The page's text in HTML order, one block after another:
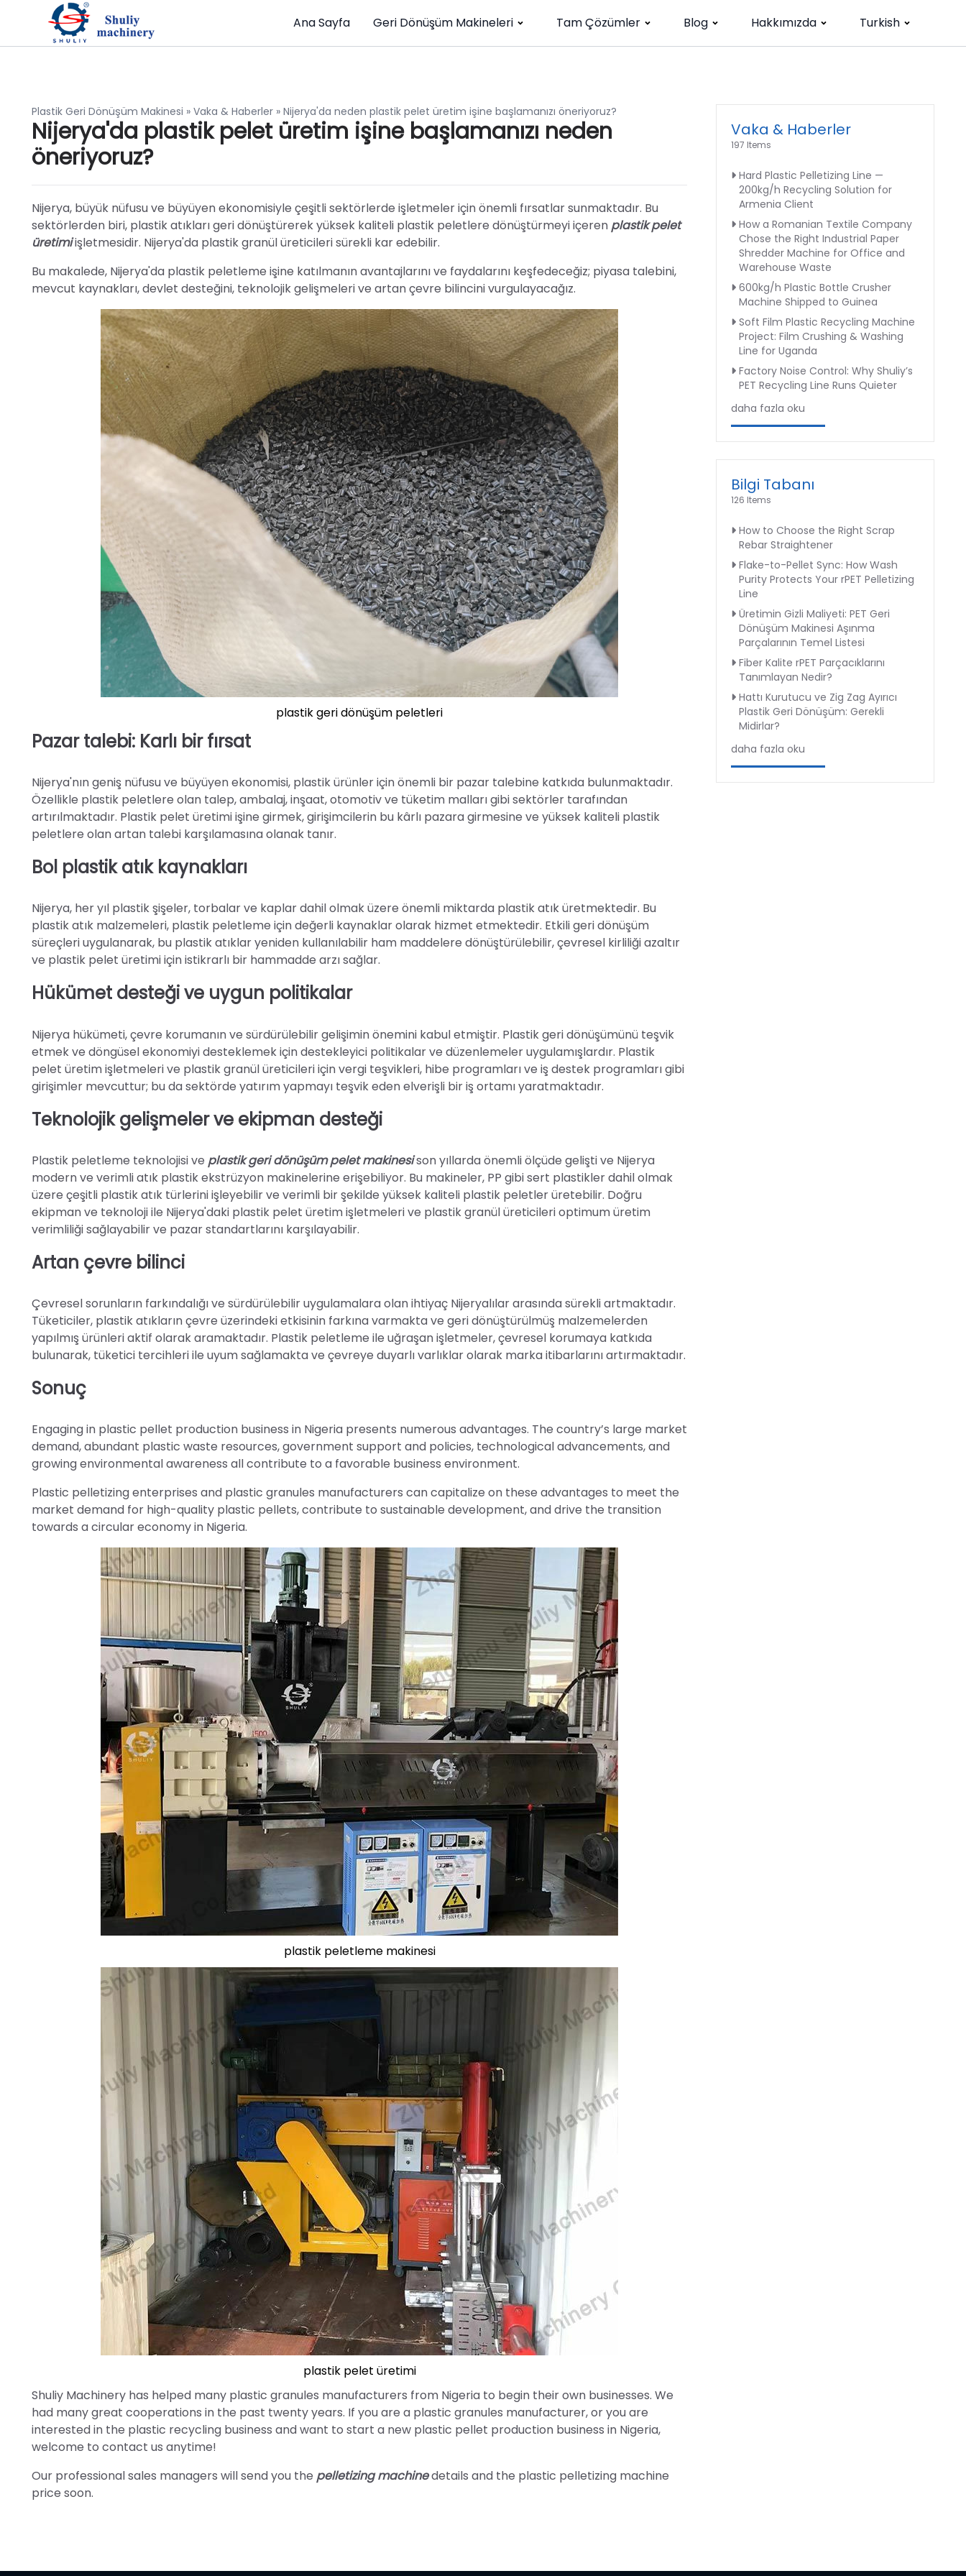
Ana Sayfa Geri Dönüşüm Makineleri Tam Çözümler Blog Hakkımızda Turkish
Plastik Geri Dönüşüm Makinesi » Vaka & Haberler » Nijerya'da neden plastik pelet üretim işine başlamanızı öneriyoruz?
Nijerya'da plastik pelet üretim işine başlamanızı neden
öneriyoruz?
Nijerya, büyük nüfusu ve büyüyen ekonomisiyle çeşitli sektörlerde işletmeler için önemli fırsatlar sunmaktadır. Bu
sektörlerden biri, plastik atıkları geri dönüştürerek yüksek kaliteli plastik peletlere dönüştürmeyi içeren plastik pelet
üretimiişletmesidir. Nijerya'da plastik granül üreticileri sürekli kar edebilir.
Bu makalede, Nijerya'da plastik peletleme işine katılmanın avantajlarını ve faydalarını keşfedeceğiz; piyasa talebini,
mevcut kaynakları, devlet desteğini, teknolojik gelişmeleri ve artan çevre bilincini vurgulayacağız.
plastik geri dönüşüm peletleri
Pazar talebi: Karlı bir fırsat
Nijerya'nın geniş nüfusu ve büyüyen ekonomisi, plastik ürünler için önemli bir pazar talebine katkıda bulunmaktadır.
Özellikle plastik peletlere olan talep, ambalaj, inşaat, otomotiv ve tüketim malları gibi sektörler tarafından
artırılmaktadır. Plastik pelet üretimi işine girmek, girişimcilerin bu kârlı pazara girmesine ve yüksek kaliteli plastik
peletlere olan artan talebi karşılamasına olanak tanır.
Bol plastik atık kaynakları
Nijerya, her yıl plastik şişeler, torbalar ve kaplar dahil olmak üzere önemli miktarda plastik atık üretmektedir. Bu
plastik atık malzemeleri, plastik peletleme için değerli kaynaklar olarak hizmet etmektedir. Etkili geri dönüşüm
süreçleri uygulanarak, bu plastik atıklar yeniden kullanılabilir ham maddelere dönüştürülebilir, çevresel kirliliği azaltır
ve plastik pelet üretimi için istikrarlı bir hammadde arzı sağlar.
Hükümet desteği ve uygun politikalar
Nijerya hükümeti, çevre korumanın ve sürdürülebilir gelişimin önemini kabul etmiştir. Plastik geri dönüşümünü teşvik
etmek ve döngüsel ekonomiyi desteklemek için destekleyici politikalar ve düzenlemeler uygulamışlardır. Plastik
pelet üretim işletmeleri ve plastik granül üreticileri için vergi teşvikleri, hibe programları ve iş destek programları gibi
girişimler mevcuttur; bu da sektörde yatırım yapmayı teşvik eden elverişli bir iş ortamı yaratmaktadır.
Teknolojik gelişmeler ve ekipman desteği
Plastik peletleme teknolojisi ve plastik geri dönüşüm pelet makinesison yıllarda önemli ölçüde gelişti ve Nijerya
modern ve verimli atık plastik ekstrüzyon makinelerine erişebiliyor. Bu makineler, PP gibi sert plastikler dahil olmak
üzere çeşitli plastik atık türlerini işleyebilir ve verimli bir şekilde yüksek kaliteli plastik peletler üretebilir. Doğru
ekipman ve teknoloji ile Nijerya'daki plastik pelet üretim işletmeleri ve plastik granül üreticileri optimum üretim
verimliliği sağlayabilir ve pazar standartlarını karşılayabilir.
Artan çevre bilinci
Çevresel sorunların farkındalığı ve sürdürülebilir uygulamalara olan ihtiyaç Nijeryalılar arasında sürekli artmaktadır.
Tüketiciler, plastik atıkların çevre üzerindeki etkisinin farkına varmakta ve geri dönüştürülmüş malzemelerden
yapılmış ürünleri aktif olarak aramaktadır. Plastik peletleme ile uğraşan işletmeler, çevresel korumaya katkıda
bulunarak, tüketici tercihleri ile uyum sağlamakta ve çevreye duyarlı varlıklar olarak marka itibarlarını artırmaktadır.
Sonuç
Engaging in plastic pellet production business in Nigeria presents numerous advantages. The country’s large market
demand, abundant plastic waste resources, government support and policies, technological advancements, and
growing environmental awareness all contribute to a favorable business environment.
Plastic pelletizing enterprises and plastic granules manufacturers can capitalize on these advantages to meet the
market demand for high-quality plastic pellets, contribute to sustainable development, and drive the transition
towards a circular economy in Nigeria.
plastik peletleme makinesi
plastik pelet üretimi
Shuliy Machinery has helped many plastic granules manufacturers from Nigeria to begin their own businesses. We
had many great cooperations in the past twenty years. If you are a plastic granules manufacturer, or you are
interested in the plastic recycling business and want to start a new plastic pellet production business in Nigeria,
welcome to contact us anytime!
Our professional sales managers will send you the pelletizing machinedetails and the plastic pelletizing machine
price soon.
Vaka & Haberler
197 Items
Hard Plastic Pelletizing Line —
200kg/h Recycling Solution for
Armenia Client
How a Romanian Textile Company
Chose the Right Industrial Paper
Shredder Machine for Office and
Warehouse Waste
600kg/h Plastic Bottle Crusher
Machine Shipped to Guinea
Soft Film Plastic Recycling Machine
Project: Film Crushing & Washing
Line for Uganda
Factory Noise Control: Why Shuliy’s
PET Recycling Line Runs Quieter
daha fazla oku
Bilgi Tabanı
126 Items
How to Choose the Right Scrap
Rebar Straightener
Flake-to-Pellet Sync: How Wash
Purity Protects Your rPET Pelletizing
Line
Üretimin Gizli Maliyeti: PET Geri
Dönüşüm Makinesi Aşınma
Parçalarının Temel Listesi
Fiber Kalite rPET Parçacıklarını
Tanımlayan Nedir?
Hattı Kurutucu ve Zig Zag Ayırıcı
Plastik Geri Dönüşüm: Gerekli
Midirlar?
daha fazla oku